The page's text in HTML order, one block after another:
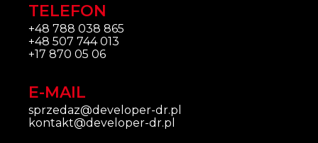
TELEFON
+48 788 038 865
+48 507 744 013
+17 870 05 06
E-MAIL
sprzedaz@developer-dr.pl
kontakt@developer-dr.pl